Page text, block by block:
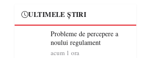
ULTIMELE ȘTIRI
Probleme de percepere a
noului regulament
acum 1 ora